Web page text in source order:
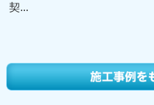
契...